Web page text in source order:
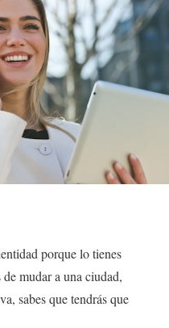
porque lo tienes
mudar a una ciudad,
sabes que tendrás que